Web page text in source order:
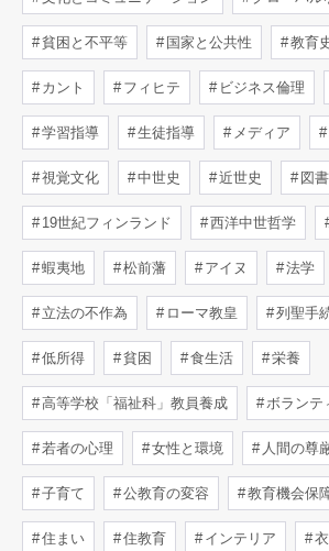
貧困と不平等 国家と公共性 教育
カント フィヒテ ビジネス倫理
学習指導 生徒指導 メディア
視覚文化 中世史 近世史 図
19世紀フィンランド 西洋中世哲学
蝦夷地 松前藩 アイヌ 法学
立法の不作為 ローマ教皇 列聖手
低所得 貧困 食生活 栄養
高等学校「福祉科」教員養成 ボランテ
若者の心理 女性と環境 人間の尊
子育て 公教育の変容 教育機会保
住まい 住教育 インテリア 衣